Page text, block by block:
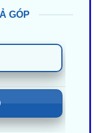
GÓP